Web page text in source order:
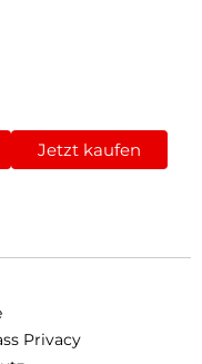
Jetzt kaufen
Privacy